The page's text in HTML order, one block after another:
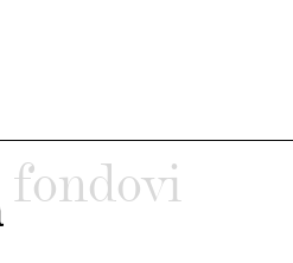
fondovi